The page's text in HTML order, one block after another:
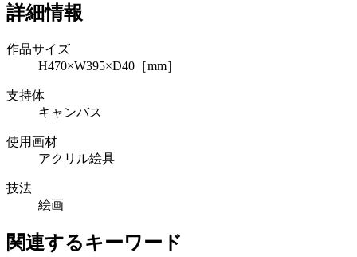
詳細情報
作品サイズ
H470×W395×D40［mm］
支持体
キャンバス
使用画材
アクリル絵具
技法
絵画
関連するキーワード